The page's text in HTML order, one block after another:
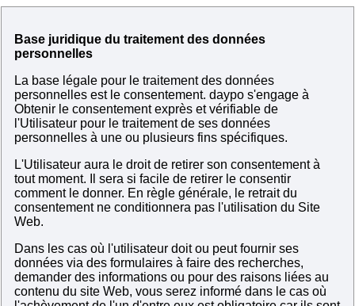
Base juridique du traitement des données
personnelles
La base légale pour le traitement des données
personnelles est le consentement. daypo s'engage à
Obtenir le consentement exprès et vérifiable de
l'Utilisateur pour le traitement de ses données
personnelles à une ou plusieurs fins spécifiques.
L'Utilisateur aura le droit de retirer son consentement à
tout moment. Il sera si facile de retirer le consentir
comment le donner. En règle générale, le retrait du
consentement ne conditionnera pas l'utilisation du Site
Web.
Dans les cas où l'utilisateur doit ou peut fournir ses
données via des formulaires à faire des recherches,
demander des informations ou pour des raisons liées au
contenu du site Web, vous serez informé dans le cas où